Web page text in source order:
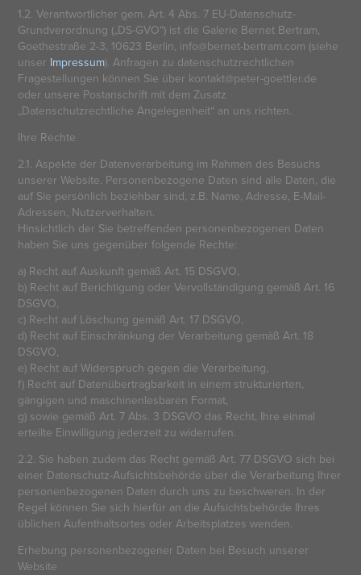
1.2. Verantwortlicher gem. Art. 4 Abs. 7 EU-Datenschutz-
Grundverordnung („DS-GVO“) ist die Galerie Bernet Bertram,
Goethestraße 2-3, 10623 Berlin, info@bernet-bertram.com (siehe
unser Impressum). Anfragen zu datenschutzrechtlichen
Fragestellungen können Sie über kontakt@peter-goettler.de
oder unsere Postanschrift mit dem Zusatz
„Datenschutzrechtliche Angelegenheit“ an uns richten.
Ihre Rechte
2.1. Aspekte der Datenverarbeitung im Rahmen des Besuchs
unserer Website. Personenbezogene Daten sind alle Daten, die
auf Sie persönlich beziehbar sind, z.B. Name, Adresse, E-Mail-
Adressen, Nutzerverhalten.
Hinsichtlich der Sie betreffenden personenbezogenen Daten
haben Sie uns gegenüber folgende Rechte:
a) Recht auf Auskunft gemäß Art. 15 DSGVO,
b) Recht auf Berichtigung oder Vervollständigung gemäß Art. 16
DSGVO,
c) Recht auf Löschung gemäß Art. 17 DSGVO,
d) Recht auf Einschränkung der Verarbeitung gemäß Art. 18
DSGVO,
e) Recht auf Widerspruch gegen die Verarbeitung,
f) Recht auf Datenübertragbarkeit in einem strukturierten,
gängigen und maschinenlesbaren Format,
g) sowie gemäß Art. 7 Abs. 3 DSGVO das Recht, Ihre einmal
erteilte Einwilligung jederzeit zu widerrufen.
2.2. Sie haben zudem das Recht gemäß Art. 77 DSGVO sich bei
einer Datenschutz-Aufsichtsbehörde über die Verarbeitung Ihrer
personenbezogenen Daten durch uns zu beschweren. In der
Regel können Sie sich hierfür an die Aufsichtsbehörde Ihres
üblichen Aufenthaltsortes oder Arbeitsplatzes wenden.
Erhebung personenbezogener Daten bei Besuch unserer
Website